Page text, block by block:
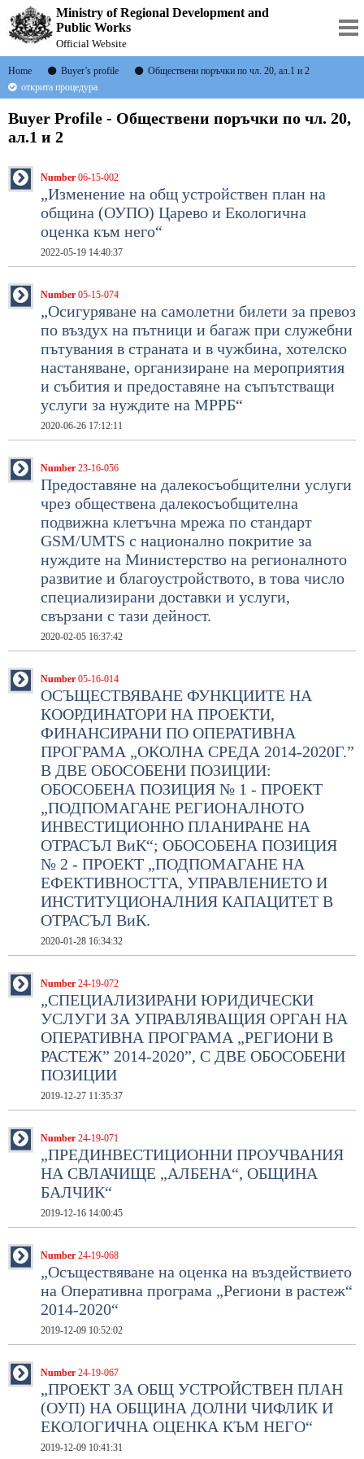
Ministry of Regional Development and
Public Works
Official Website
Home Buyer’s profile
Oбществени поръчки по чл. 20, ал.1 и 2
открита процедура
Buyer Profile - Oбществени поръчки по чл. 20,
ал.1 и 2
Number 06-15-002
„Изменение на общ устройствен план на
община (ОУПО) Царево и Екологична
оценка към него“
2022-05-19 14:40:37
Number 05-15-074
„Осигуряване на самолетни билети за превоз
по въздух на пътници и багаж при служебни
пътувания в страната и в чужбина, хотелско
настаняване, организиране на мероприятия
и събития и предоставяне на съпътстващи
услуги за нуждите на МРРБ“
2020-06-26 17:12:11
Number 23-16-056
Предоставяне на далекосъобщителни услуги
чрез обществена далекосъобщителна
подвижна клетъчна мрежа по стандарт
GSM/UMTS с национално покритие за
нуждите на Министерство на регионалното
развитие и благоустройството, в това число
специализирани доставки и услуги,
свързани с тази дейност.
2020-02-05 16:37:42
Number 05-16-014
ОСЪЩЕСТВЯВАНЕ ФУНКЦИИТЕ НА
КООРДИНАТОРИ НА ПРОЕКТИ,
ФИНАНСИРАНИ ПО ОПЕРАТИВНА
ПРОГРАМА „ОКОЛНА СРЕДА 2014-2020Г.”
В ДВЕ ОБОСОБЕНИ ПОЗИЦИИ:
ОБОСОБЕНА ПОЗИЦИЯ № 1 - ПРОЕКТ
„ПОДПОМАГАНЕ РЕГИОНАЛНОТО
ИНВЕСТИЦИОННО ПЛАНИРАНЕ НА
ОТРАСЪЛ ВиК“; ОБОСОБЕНА ПОЗИЦИЯ
№ 2 - ПРОЕКТ „ПОДПОМАГАНЕ НА
ЕФЕКТИВНОСТТА, УПРАВЛЕНИЕТО И
ИНСТИТУЦИОНАЛНИЯ КАПАЦИТЕТ В
ОТРАСЪЛ ВиК.
2020-01-28 16:34:32
Number 24-19-072
„СПЕЦИАЛИЗИРАНИ ЮРИДИЧЕСКИ
УСЛУГИ ЗА УПРАВЛЯВАЩИЯ ОРГАН НА
ОПЕРАТИВНА ПРОГРАМА „РЕГИОНИ В
РАСТЕЖ” 2014-2020”, С ДВЕ ОБОСОБЕНИ
ПОЗИЦИИ
2019-12-27 11:35:37
Number 24-19-071
„ПРЕДИНВЕСТИЦИОННИ ПРОУЧВАНИЯ
НА СВЛАЧИЩЕ „АЛБЕНА“, ОБЩИНА
БАЛЧИК“
2019-12-16 14:00:45
Number 24-19-068
„Осъществяване на оценка на въздействието
на Оперативна програма „Региони в растеж“
2014-2020“
2019-12-09 10:52:02
Number 24-19-067
„ПРОЕКТ ЗА ОБЩ УСТРОЙСТВЕН ПЛАН
(ОУП) НА ОБЩИНА ДОЛНИ ЧИФЛИК И
ЕКОЛОГИЧНА ОЦЕНКА КЪМ НЕГО“
2019-12-09 10:41:31